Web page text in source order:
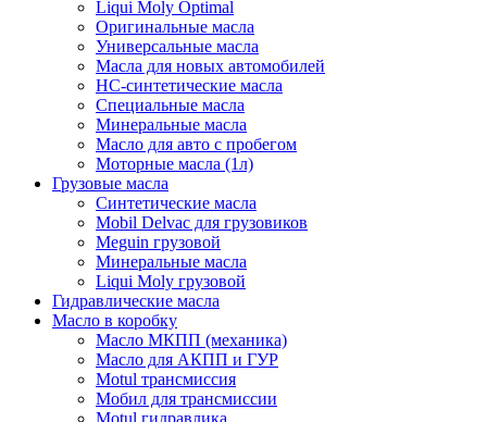
Liqui Moly Optimal
Оригинальные масла
Универсальные масла
Масла для новых автомобилей
HC-синтетические масла
Специальные масла
Минеральные масла
Масло для авто с пробегом
Моторные масла (1л)
Грузовые масла
Синтетические масла
Mobil Delvac для грузовиков
Meguin грузовой
Минеральные масла
Liqui Moly грузовой
Гидравлические масла
Масло в коробку
Масло МКПП (механика)
Масло для АКПП и ГУР
Motul трансмиссия
Мобил для трансмиссии
Motul гидравлика